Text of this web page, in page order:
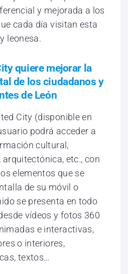
y mejorada a los
cada día visitan esta
leonesa.
quiere mejorar la
de los ciudadanos y
de León
City (disponible en
podrá acceder a
cultural,
etc., con
elementos que se
de su móvil o
se presenta en todo
vídeos y fotos 360
e interactivas,
o interiores,
textos…